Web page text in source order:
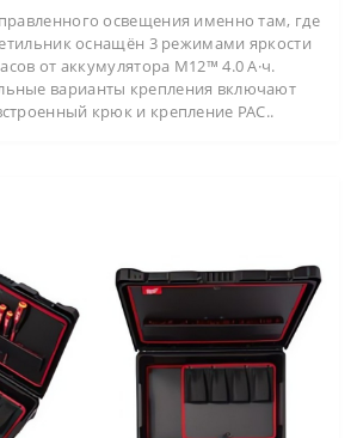
освещения именно там, где
оснащён 3 режимами яркости
от аккумулятора M12™ 4.0 А·ч.
варианты крепления включают
крюк и крепление PAC..